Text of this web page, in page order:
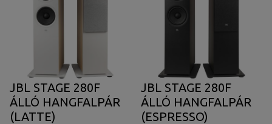
JBL STAGE 280F
ÁLLÓ HANGFALPÁR
(LATTE)
JBL STAGE 280F
ÁLLÓ HANGFALPÁR
(ESPRESSO)